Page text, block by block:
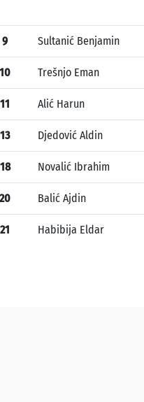
9 Sultanić Benjamin
10 Trešnjo Eman
11 Alić Harun
13 Djedović Aldin
18 Novalić Ibrahim
20 Balić Ajdin
21 Habibija Eldar